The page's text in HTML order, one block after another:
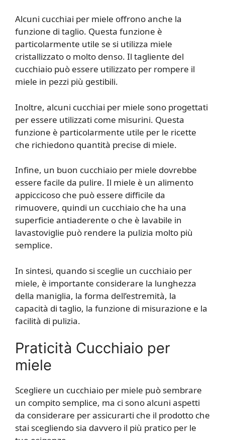
Alcuni cucchiai per miele offrono anche la
funzione di taglio. Questa funzione è
particolarmente utile se si utilizza miele
cristallizzato o molto denso. Il tagliente del
cucchiaio può essere utilizzato per rompere il
miele in pezzi più gestibili.
Inoltre, alcuni cucchiai per miele sono progettati
per essere utilizzati come misurini. Questa
funzione è particolarmente utile per le ricette
che richiedono quantità precise di miele.
Infine, un buon cucchiaio per miele dovrebbe
essere facile da pulire. Il miele è un alimento
appiccicoso che può essere difficile da
rimuovere, quindi un cucchiaio che ha una
superficie antiaderente o che è lavabile in
lavastoviglie può rendere la pulizia molto più
semplice.
In sintesi, quando si sceglie un cucchiaio per
miele, è importante considerare la lunghezza
della maniglia, la forma dell’estremità, la
capacità di taglio, la funzione di misurazione e la
facilità di pulizia.
Praticità Cucchiaio per
miele
Scegliere un cucchiaio per miele può sembrare
un compito semplice, ma ci sono alcuni aspetti
da considerare per assicurarti che il prodotto che
stai scegliendo sia davvero il più pratico per le